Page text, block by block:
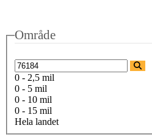
Område
0 - 2,5 mil
0 - 5 mil
0 - 10 mil
0 - 15 mil
Hela landet